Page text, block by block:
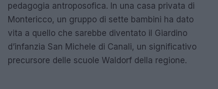
pedagogia antroposofica. In una casa privata di
Montericco, un gruppo di sette bambini ha dato
vita a quello che sarebbe diventato il Giardino
d’infanzia San Michele di Canali, un significativo
precursore delle scuole Waldorf della regione.